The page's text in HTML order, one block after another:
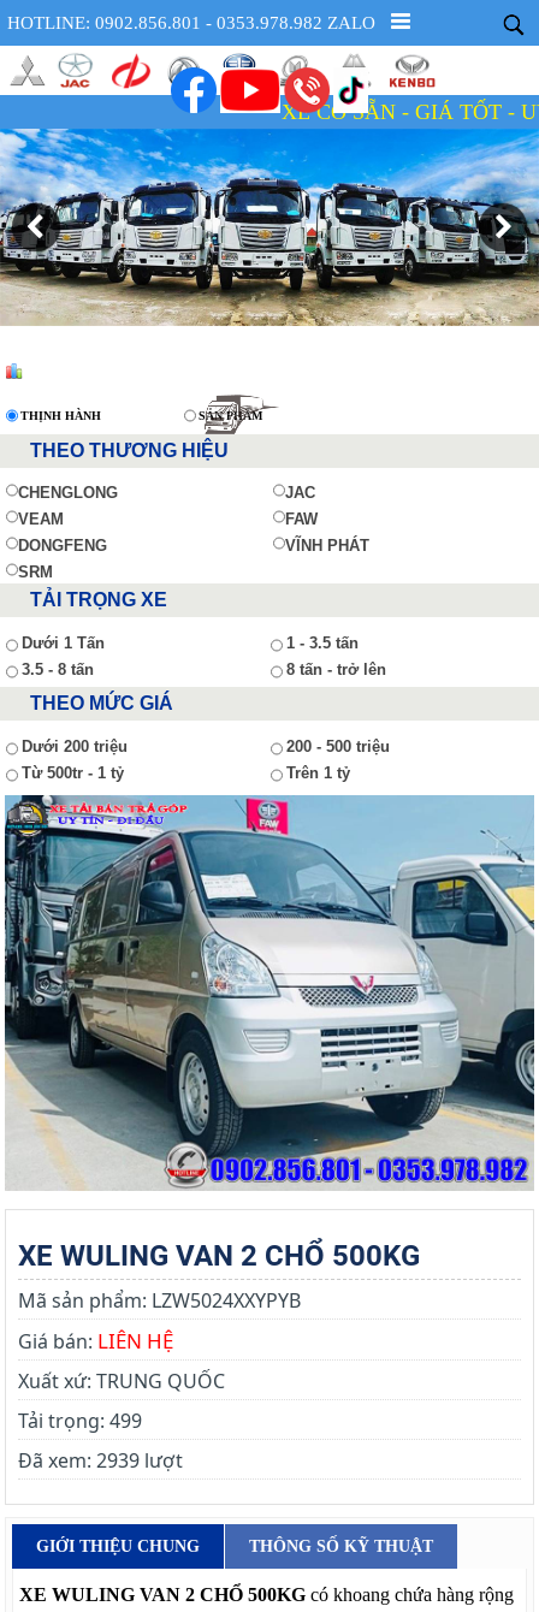
HOTLINE: 0902.856.801 - 0353.978.982 ZALO
XE CÓ SẴN - GIÁ TỐT - UY TÍN -
THỊNH HÀNH SẢN PHẨM
THEO THƯƠNG HIỆU
CHENGLONG
JAC
VEAM
FAW
DONGFENG
VĨNH PHÁT
SRM
TẢI TRỌNG XE
Dưới 1 Tấn
1 - 3.5 tấn
3.5 - 8 tấn
8 tấn - trở lên
THEO MỨC GIÁ
Dưới 200 triệu
200 - 500 triệu
Từ 500tr - 1 tỷ
Trên 1 tỷ
XE WULING VAN 2 CHỔ 500KG
Mã sản phẩm: LZW5024XXYPYB
Giá bán: LIÊN HỆ
Xuất xứ: TRUNG QUỐC
Tải trọng: 499
Đã xem: 2939 lượt
GIỚI THIỆU CHUNG THÔNG SỐ KỸ THUẬT
XE WULING VAN 2 CHỔ 500KG có khoang chứa hàng rộng